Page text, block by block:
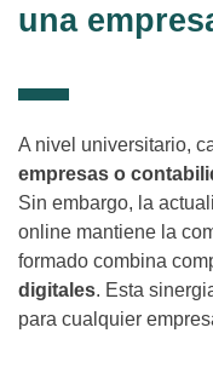
una
A nivel universitario,
empresas o
Sin embargo, la
online mantiene la
formado combina
digitales. Esta
para cualquier